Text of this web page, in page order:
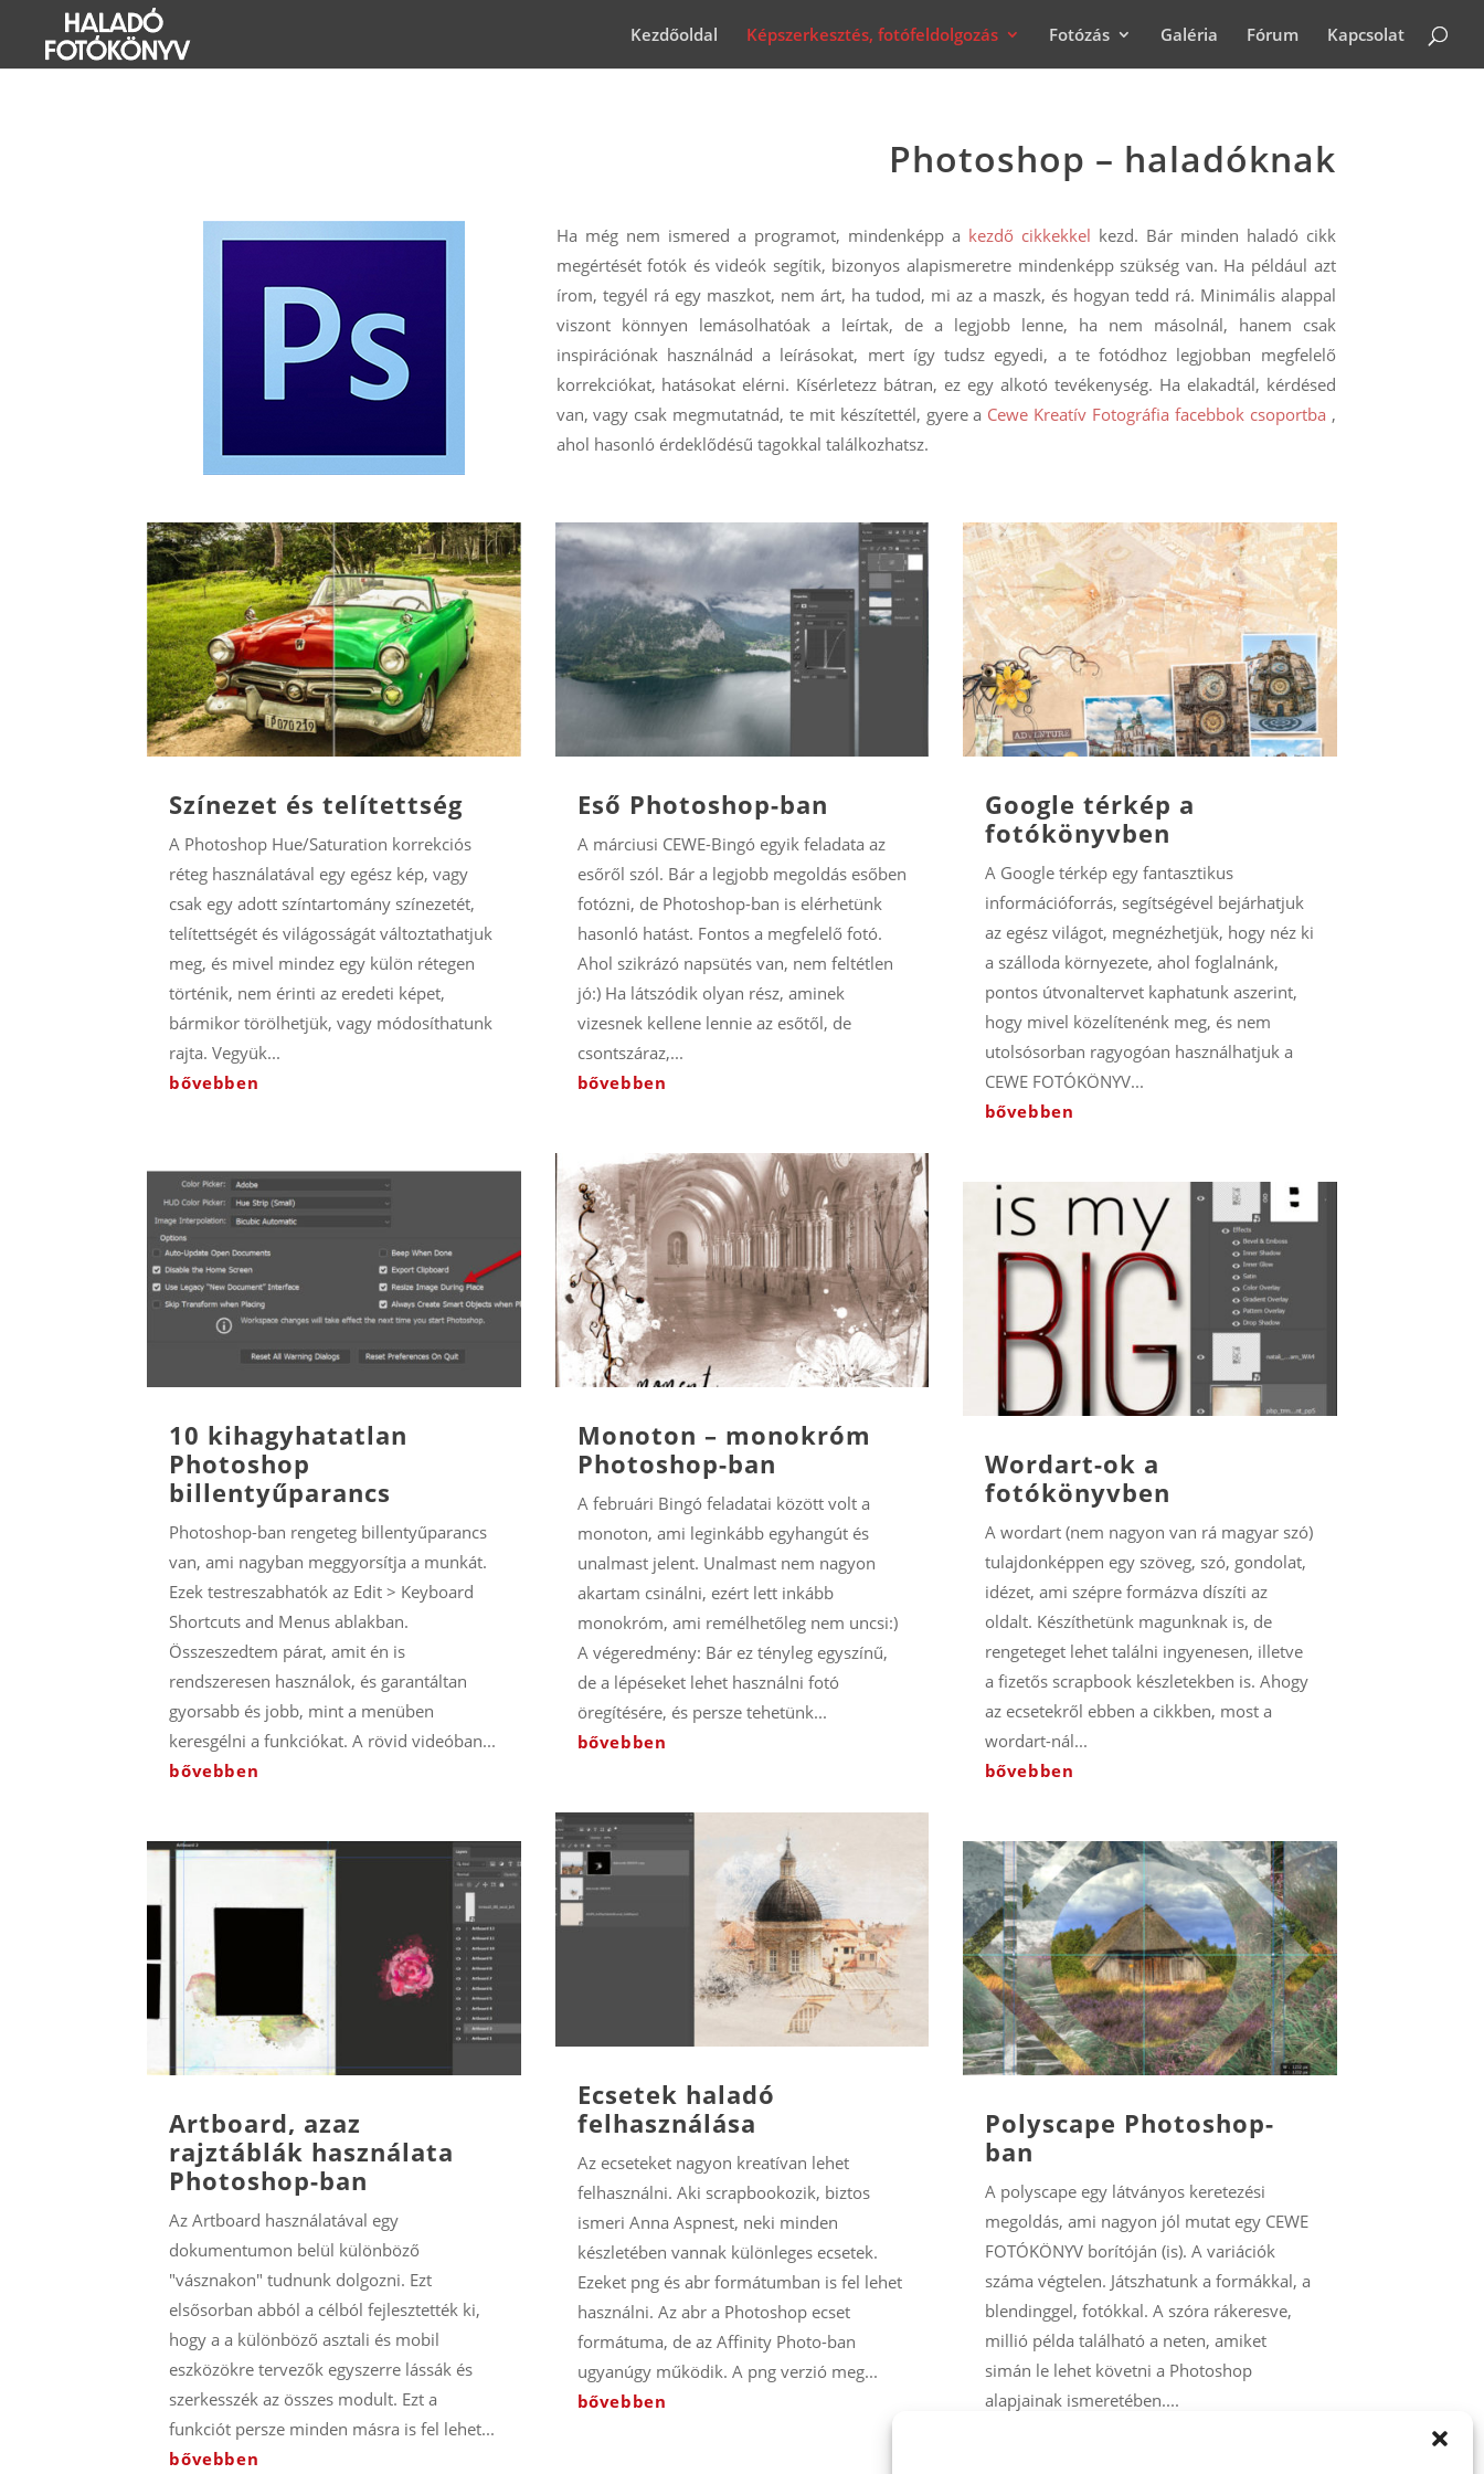
Kezdőoldal Képszerkesztés, fotófeldolgozás Fotózás Galéria Fórum Kapcsolat
Photoshop – haladóknak
Ha még nem ismered a programot, mindenképp a kezdő cikkekkel kezd. Bár minden haladó cikk
megértését fotók és videók segítik, bizonyos alapismeretre mindenképp szükség van. Ha például azt
írom, tegyél rá egy maszkot, nem árt, ha tudod, mi az a maszk, és hogyan tedd rá. Minimális alappal
viszont könnyen lemásolhatóak a leírtak, de a legjobb lenne, ha nem másolnál, hanem csak
inspirációnak használnád a leírásokat, mert így tudsz egyedi, a te fotódhoz legjobban megfelelő
korrekciókat, hatásokat elérni. Kísérletezz bátran, ez egy alkotó tevékenység. Ha elakadtál, kérdésed
van, vagy csak megmutatnád, te mit készítettél, gyere a Cewe Kreatív Fotográfia facebbok csoportba ,
ahol hasonló érdeklődésű tagokkal találkozhatsz.
Színezet és telítettség
A Photoshop Hue/Saturation korrekciós
réteg használatával egy egész kép, vagy
csak egy adott színtartomány színezetét,
telítettségét és világosságát változtathatjuk
meg, és mivel mindez egy külön rétegen
történik, nem érinti az eredeti képet,
bármikor törölhetjük, vagy módosíthatunk
rajta. Vegyük...
bővebben
10 kihagyhatatlan
Photoshop
billentyűparancs
Photoshop-ban rengeteg billentyűparancs
van, ami nagyban meggyorsítja a munkát.
Ezek testreszabhatók az Edit > Keyboard
Shortcuts and Menus ablakban.
Összeszedtem párat, amit én is
rendszeresen használok, és garantáltan
gyorsabb és jobb, mint a menüben
keresgélni a funkciókat. A rövid videóban...
bővebben
Artboard, azaz
rajztáblák használata
Photoshop-ban
Az Artboard használatával egy
dokumentumon belül különböző
"vásznakon" tudnunk dolgozni. Ezt
elsősorban abból a célból fejlesztették ki,
hogy a a különböző asztali és mobil
eszközökre tervezők egyszerre lássák és
szerkesszék az összes modult. Ezt a
funkciót persze minden másra is fel lehet...
bővebben
Eső Photoshop-ban
A márciusi CEWE-Bingó egyik feladata az
esőről szól. Bár a legjobb megoldás esőben
fotózni, de Photoshop-ban is elérhetünk
hasonló hatást. Fontos a megfelelő fotó.
Ahol szikrázó napsütés van, nem feltétlen
jó:) Ha látszódik olyan rész, aminek
vizesnek kellene lennie az esőtől, de
csontszáraz,...
bővebben
Monoton – monokróm
Photoshop-ban
A februári Bingó feladatai között volt a
monoton, ami leginkább egyhangút és
unalmast jelent. Unalmast nem nagyon
akartam csinálni, ezért lett inkább
monokróm, ami remélhetőleg nem uncsi:)
A végeredmény: Bár ez tényleg egyszínű,
de a lépéseket lehet használni fotó
öregítésére, és persze tehetünk...
bővebben
Ecsetek haladó
felhasználása
Az ecseteket nagyon kreatívan lehet
felhasználni. Aki scrapbookozik, biztos
ismeri Anna Aspnest, neki minden
készletében vannak különleges ecsetek.
Ezeket png és abr formátumban is fel lehet
használni. Az abr a Photoshop ecset
formátuma, de az Affinity Photo-ban
ugyanúgy működik. A png verzió meg...
bővebben
Google térkép a
fotókönyvben
A Google térkép egy fantasztikus
információforrás, segítségével bejárhatjuk
az egész világot, megnézhetjük, hogy néz ki
a szálloda környezete, ahol foglalnánk,
pontos útvonaltervet kaphatunk aszerint,
hogy mivel közelítenénk meg, és nem
utolsósorban ragyogóan használhatjuk a
CEWE FOTÓKÖNYV...
bővebben
Wordart-ok a
fotókönyvben
A wordart (nem nagyon van rá magyar szó)
tulajdonképpen egy szöveg, szó, gondolat,
idézet, ami szépre formázva díszíti az
oldalt. Készíthetünk magunknak is, de
rengeteget lehet találni ingyenesen, illetve
a fizetős scrapbook készletekben is. Ahogy
az ecsetekről ebben a cikkben, most a
wordart-nál...
bővebben
Polyscape Photoshop-
ban
A polyscape egy látványos keretezési
megoldás, ami nagyon jól mutat egy CEWE
FOTÓKÖNYV borítóján (is). A variációk
száma végtelen. Játszhatunk a formákkal, a
blendinggel, fotókkal. A szóra rákeresve,
millió példa található a neten, amiket
simán le lehet követni a Photoshop
alapjainak ismeretében....